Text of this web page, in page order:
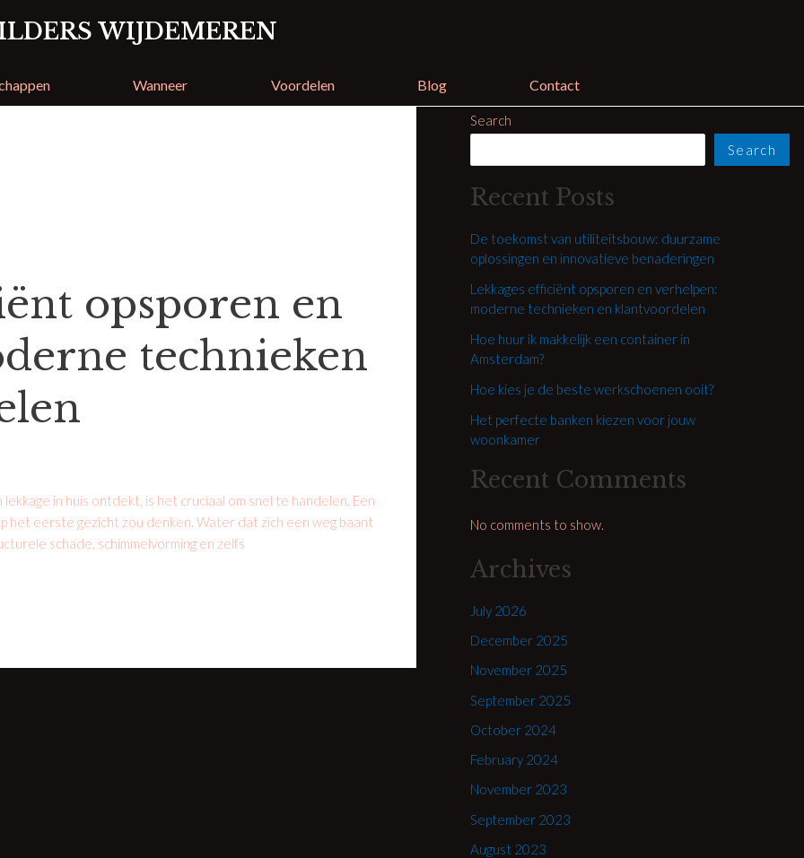
WIJDEMEREN
Wanneer Voordelen Blog Contact
opsporen en
technieken
in huis ontdekt, is het cruciaal om snel te handelen. Een
het eerste gezicht zou denken. Water dat zich een weg baant
schade, schimmelvorming en zelfs
Search
Search
Recent Posts
De toekomst van utiliteitsbouw: duurzame
oplossingen en innovatieve benaderingen
Lekkages efficiënt opsporen en verhelpen:
moderne technieken en klantvoordelen
Hoe huur ik makkelijk een container in
Amsterdam?
Hoe kies je de beste werkschoenen ooit?
Het perfecte banken kiezen voor jouw
woonkamer
Recent Comments
No comments to show.
Archives
July 2026
December 2025
November 2025
September 2025
October 2024
February 2024
November 2023
September 2023
August 2023